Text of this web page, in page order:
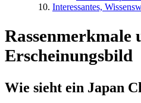
Interessantes,
Rassenmerkmale
Erscheinungsbild
Wie sieht ein Japan